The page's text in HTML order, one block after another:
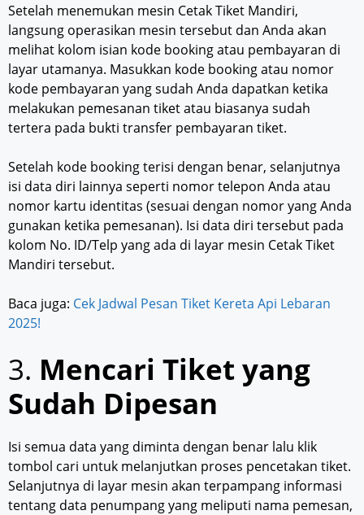
Setelah menemukan mesin Cetak Tiket Mandiri,
langsung operasikan mesin tersebut dan Anda akan
melihat kolom isian kode booking atau pembayaran di
layar utamanya. Masukkan kode booking atau nomor
kode pembayaran yang sudah Anda dapatkan ketika
melakukan pemesanan tiket atau biasanya sudah
tertera pada bukti transfer pembayaran tiket.
Setelah kode booking terisi dengan benar, selanjutnya
isi data diri lainnya seperti nomor telepon Anda atau
nomor kartu identitas (sesuai dengan nomor yang Anda
gunakan ketika pemesanan). Isi data diri tersebut pada
kolom No. ID/Telp yang ada di layar mesin Cetak Tiket
Mandiri tersebut.
Baca juga: Cek Jadwal Pesan Tiket Kereta Api Lebaran
2025!
3. Mencari Tiket yang
Sudah Dipesan
Isi semua data yang diminta dengan benar lalu klik
tombol cari untuk melanjutkan proses pencetakan tiket.
Selanjutnya di layar mesin akan terpampang informasi
tentang data penumpang yang meliputi nama pemesan,